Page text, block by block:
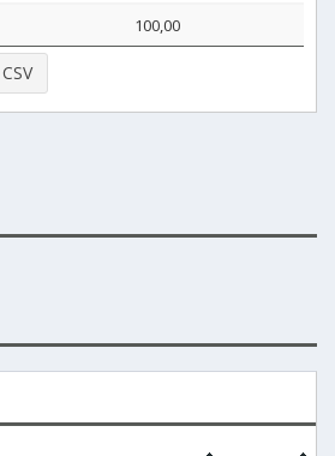
100,00